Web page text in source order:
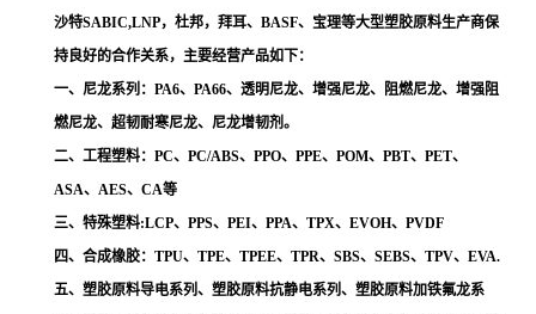
沙特SABIC,LNP，杜邦，拜耳、BASF、宝理等大型塑胶原料生产商保
持良好的合作关系，主要经营产品如下：
一、尼龙系列：PA6、PA66、透明尼龙、增强尼龙、阻燃尼龙、增强阻
燃尼龙、超韧耐寒尼龙、尼龙增韧剂。
二、工程塑料：PC、PC/ABS、PPO、PPE、POM、PBT、PET、
ASA、AES、CA等
三、特殊塑料:LCP、PPS、PEI、PPA、TPX、EVOH、PVDF
四、合成橡胶：TPU、TPE、TPEE、TPR、SBS、SEBS、TPV、EVA.
五、塑胶原料导电系列、塑胶原料抗静电系列、塑胶原料加铁氟龙系